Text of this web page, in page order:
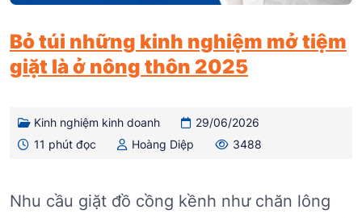
Bỏ túi những kinh nghiệm mở tiệm
giặt là ở nông thôn 2025
Kinh nghiệm kinh doanh
29/06/2026
11 phút đọc
Hoàng Diệp 3488
Nhu cầu giặt đồ cồng kềnh như chăn lông